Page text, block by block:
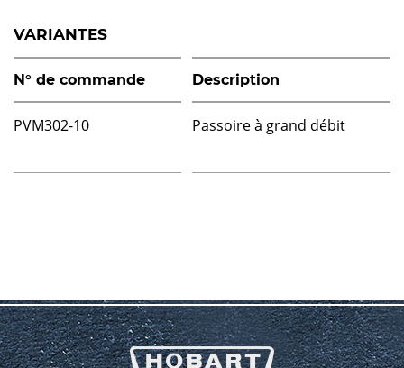
VARIANTES
N° de commande Description
PVM302-10 Passoire à grand débit